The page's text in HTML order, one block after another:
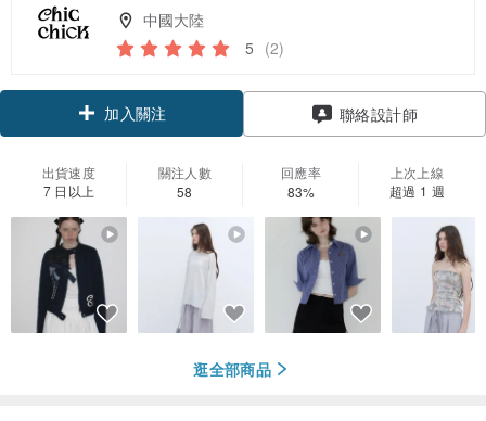
中國大陸
5 (2)
加入關注 聯絡設計師
出貨速度
7 日以上
關注人數
58
回應率
83%
上次上線
超過 1 週
逛全部商品